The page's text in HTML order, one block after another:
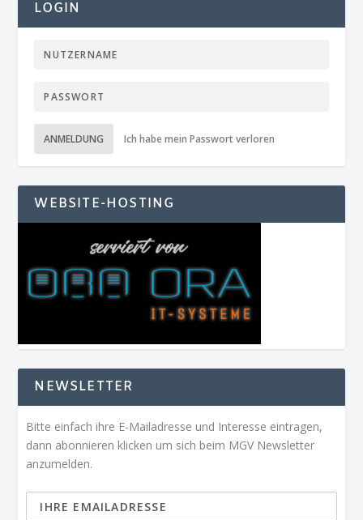
LOGIN
ANMELDUNG Ich habe mein Passwort verloren
WEBSITE-HOSTING
NEWSLETTER
Bitte einfach ihre E-Mailadresse und Interesse eintragen,
dann abonnieren klicken um sich beim MGV Newsletter
anzumelden.